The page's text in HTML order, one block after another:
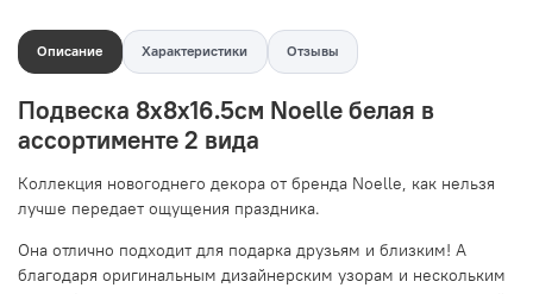
Описание Характеристики Отзывы
Подвеска 8х8х16.5см Noelle белая в
ассортименте 2 вида
Коллекция новогоднего декора от бренда Noelle, как нельзя
лучше передает ощущения праздника.
Она отлично подходит для подарка друзьям и близким! А
благодаря оригинальным дизайнерским узорам и нескольким